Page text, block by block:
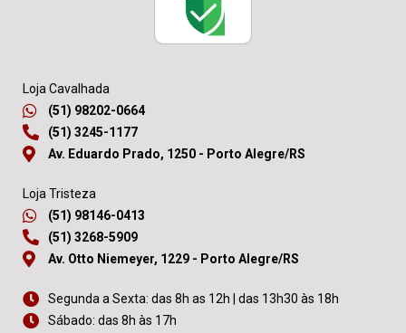
Loja Cavalhada
(51) 98202-0664
(51) 3245-1177
Av. Eduardo Prado, 1250 - Porto Alegre/RS
Loja Tristeza
(51) 98146-0413
(51) 3268-5909
Av. Otto Niemeyer, 1229 - Porto Alegre/RS
Segunda a Sexta: das 8h as 12h | das 13h30 às 18h
Sábado: das 8h às 17h